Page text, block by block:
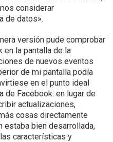
considerar
de datos».
versión pude comprobar
en la pantalla de la
de nuevos eventos
de mi pantalla podía
en el punto ideal
de Facebook: en lugar de
actualizaciones,
cosas directamente
estaba bien desarrollada,
características y